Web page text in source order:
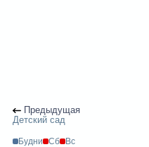
Предыдущая
Детский сад
Будни Сб Вс